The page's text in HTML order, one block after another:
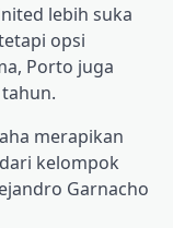
lebih suka
opsi
Porto juga
merapikan
kelompok
Garnacho